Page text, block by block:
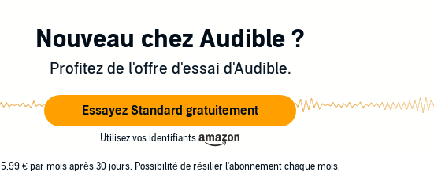
Nouveau chez Audible ?
Profitez de l'offre d'essai d'Audible.
Essayez Standard gratuitement
Utilisez vos identifiants
5,99 € par mois après 30 jours. Possibilité de résilier l'abonnement chaque mois.